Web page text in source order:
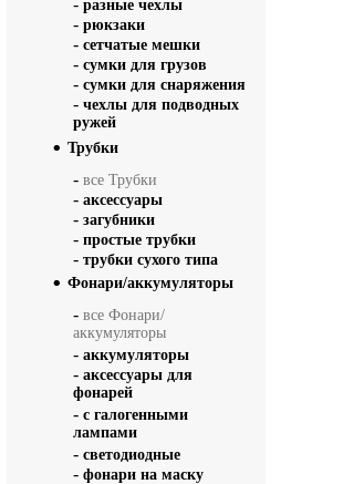
- разные чехлы
- рюкзаки
- сетчатые мешки
- сумки для грузов
- сумки для снаряжения
- чехлы для подводных
ружей
Трубки
- все Трубки
- аксессуары
- загубники
- простые трубки
- трубки сухого типа
Фонари/аккумуляторы
- все Фонари/
аккумуляторы
- аккумуляторы
- аксессуары для
фонарей
- с галогенными
лампами
- светодиодные
- фонари на маску